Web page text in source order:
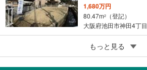
1,680万円
80.47m2
（登記）
大阪府池田市神田4丁目
交野市倉治6丁目
2,480万円
148.65m2（登記）
もっと見る